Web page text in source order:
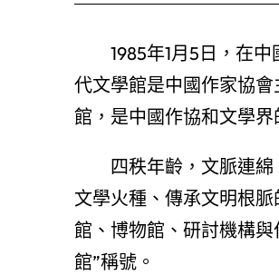
1985年1月5日，在
代文學館是中國作家協
館，是中國作協和文學界
四秩年齡，文脈連
文學火種、傳承文明根
館、博物館、研討機構
館”稱號。